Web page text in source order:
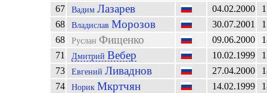
67
Вадим Лазарев 04.02.2000
68
Владислав Морозов 30.07.2001
68
Руслан Фищенко 09.06.2000
71
Дмитрий Вебер 10.02.1999
73
Евгений Ливаднов 27.04.2000
74
Норик Мкртчян 14.02.1999